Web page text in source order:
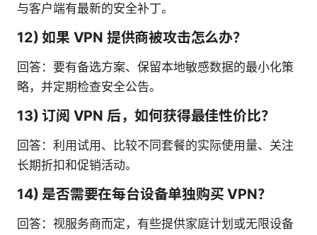
与客户端有最新的安全补丁。
12) 如果 VPN 提供商被攻击怎么办？
回答：要有备选方案、保留本地敏感数据的最小化策
略，并定期检查安全公告。
13) 订阅 VPN 后，如何获得最佳性价比？
回答：利用试用、比较不同套餐的实际使用量、关注
长期折扣和促销活动。
14) 是否需要在每台设备单独购买 VPN？
回答：视服务商而定，有些提供家庭计划或无限设备